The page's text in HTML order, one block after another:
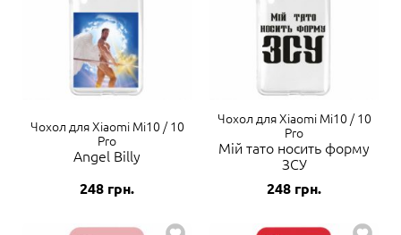
Чохол для Xiaomi Mi10 / 10
Pro
Angel Billy
248 грн.
Чохол для Xiaomi Mi10 / 10
Pro
Мій тато носить форму
ЗСУ
248 грн.